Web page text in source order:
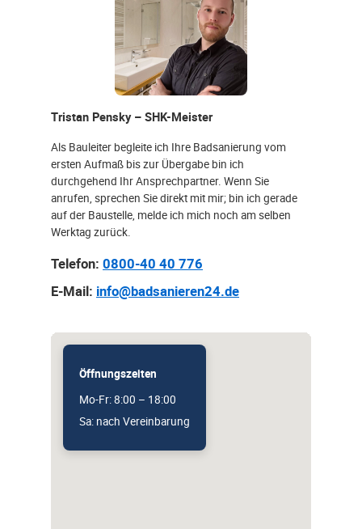
Tristan Pensky – SHK-Meister
Als Bauleiter begleite ich Ihre Badsanierung vom
ersten Aufmaß bis zur Übergabe bin ich
durchgehend Ihr Ansprechpartner. Wenn Sie
anrufen, sprechen Sie direkt mit mir; bin ich gerade
auf der Baustelle, melde ich mich noch am selben
Werktag zurück.
Telefon: 0800-40 40 776
E-Mail: info@badsanieren24.de
Öffnungszeiten
Mo-Fr: 8:00 – 18:00
Sa: nach Vereinbarung